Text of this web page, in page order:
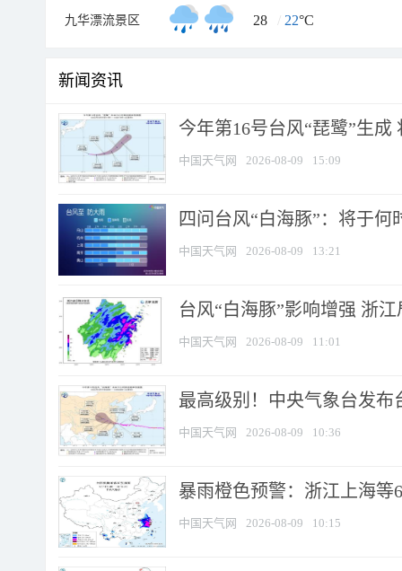
九华漂流景区 28 / 22°C
新闻资讯
今年第16号台风“琵鹭”生
中国天气网 2026-08-09 15:09
四问台风“白海豚”：将于
中国天气网 2026-08-09 13:21
台风“白海豚”影响增强 浙
中国天气网 2026-08-09 11:01
最高级别！中央气象台发布
中国天气网 2026-08-09 10:36
暴雨橙色预警：浙江上海等
中国天气网 2026-08-09 10:15